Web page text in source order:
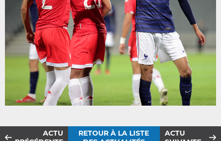
ACTU
RETOUR À LA LISTE
ACTU